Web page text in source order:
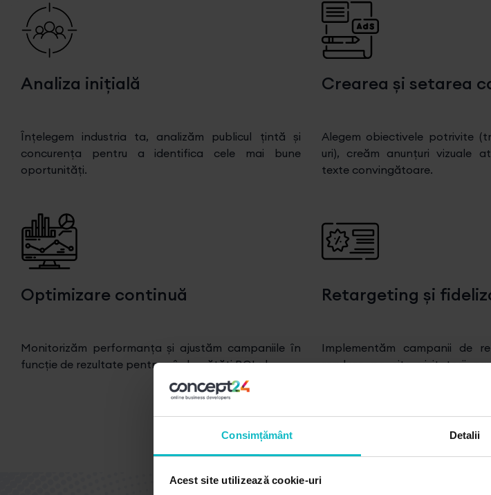
Consimțământ Detalii
Acest site utilizează cookie-uri
Analiza inițială
Înțelegem industria ta, analizăm publicul țintă și
concurența pentru a identifica cele mai bune
oportunități.
Crearea și setarea
Alegem obiectivele potrivite
uri), creăm anunțuri vizuale
texte convingătoare.
Optimizare continuă
Monitorizăm performanța și ajustăm campaniile în
funcție de rezultate pentru a îmbunătăți ROI-ul.
Retargeting și
Implementăm campanii de
readuce pe site vizitatorii